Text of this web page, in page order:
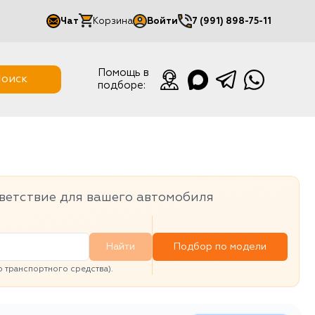
Чат Корзина Войти
Мой кабинет
7 (991) 898-75-11
Помощь в
подборе:
для вашего автомобиля
Найти
средства).
Подбор по модели